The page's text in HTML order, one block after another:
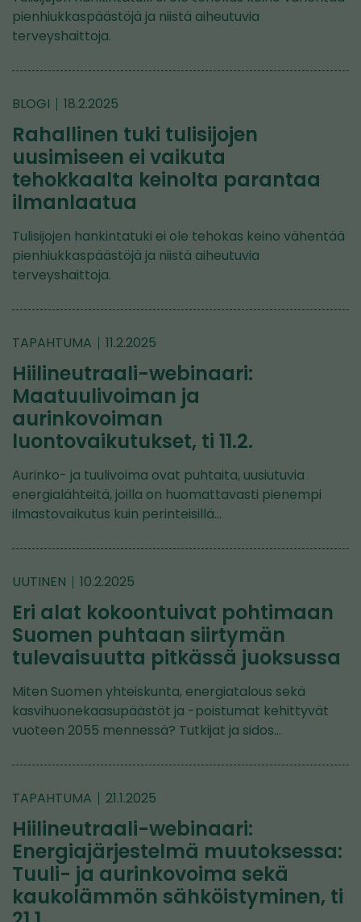
pienhiukkaspäästöjä ja niistä aiheutuvia
terveyshaittoja.
BLOGI 18.2.2025
Rahallinen tuki tulisijojen
uusimiseen ei vaikuta
tehokkaalta keinolta parantaa
ilmanlaatua
Tulisijojen hankintatuki ei ole tehokas keino vähentää
pienhiukkaspäästöjä ja niistä aiheutuvia
terveyshaittoja.
TAPAHTUMA 11.2.2025
Hiilineutraali-webinaari:
Maatuulivoiman ja
aurinkovoiman
luontovaikutukset, ti 11.2.
Aurinko- ja tuulivoima ovat puhtaita, uusiutuvia
energialähteitä, joilla on huomattavasti pienempi
ilmastovaikutus kuin perinteisillä…
UUTINEN 10.2.2025
Eri alat kokoontuivat pohtimaan
Suomen puhtaan siirtymän
tulevaisuutta pitkässä juoksussa
Miten Suomen yhteiskunta, energiatalous sekä
kasvihuonekaasupäästöt ja -poistumat kehittyvät
vuoteen 2055 mennessä? Tutkijat ja sidos…
TAPAHTUMA 21.1.2025
Hiilineutraali-webinaari:
Energiajärjestelmä muutoksessa:
Tuuli- ja aurinkovoima sekä
kaukolämmön sähköistyminen, ti